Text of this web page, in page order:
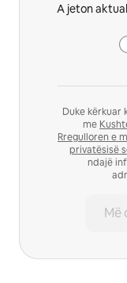
A jeton
Duke kërkuar
me
Rregulloren e
privatësisë
ndajë
Më